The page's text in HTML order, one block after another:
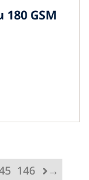
180 GSM
146 →